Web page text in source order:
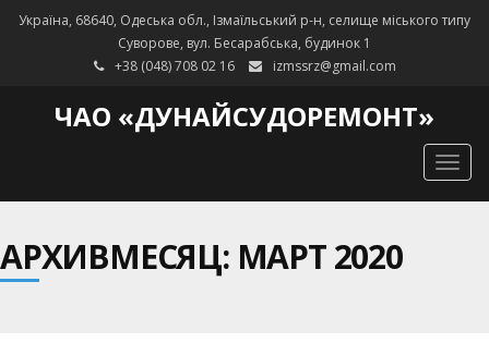
Україна, 68640, Одеська обл., Ізмаїльський р-н, селище міського типу
Суворове, вул. Бесарабська, будинок 1
+38 (048) 708 02 16
izmssrz@gmail.com
ЧАО «ДУНАЙСУДОРЕМОНТ»
АРХИВМЕСЯЦ: МАРТ 2020